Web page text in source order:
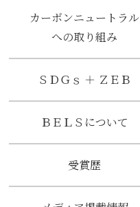
カーボンニュートラル
への取り組み
ＳＤＧｓ ＋ ＺＥＢ
ＢＥＬＳについて
受賞歴